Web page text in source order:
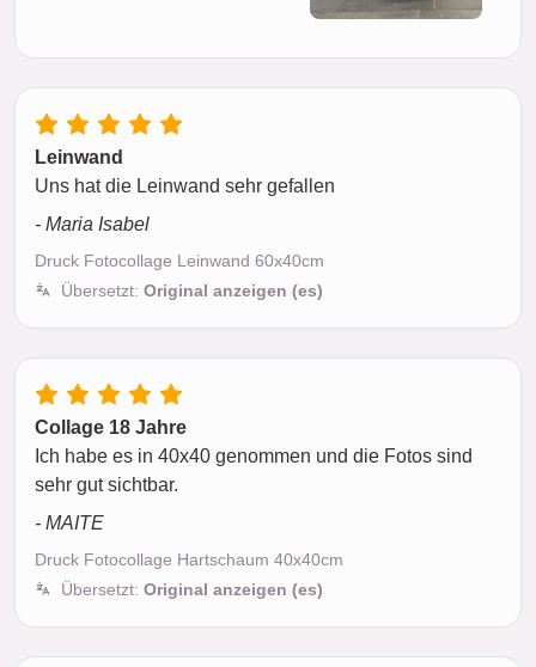
Leinwand
Uns hat die Leinwand sehr gefallen
- Maria Isabel
Druck Fotocollage Leinwand 60x40cm
Übersetzt: Original anzeigen (es)
Collage 18 Jahre
Ich habe es in 40x40 genommen und die Fotos sind
sehr gut sichtbar.
- MAITE
Druck Fotocollage Hartschaum 40x40cm
Übersetzt: Original anzeigen (es)